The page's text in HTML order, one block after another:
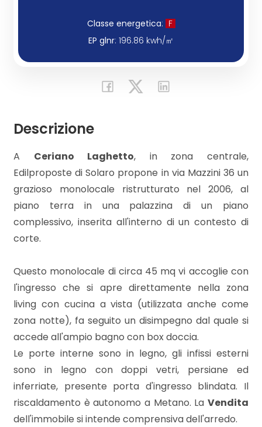
Classe energetica: F
EP glnr: 196.86 kwh/㎡
Descrizione
A Ceriano Laghetto, in zona centrale,
Edilproposte di Solaro propone in via Mazzini 36 un
grazioso monolocale ristrutturato nel 2006, al
piano terra in una palazzina di un piano
complessivo, inserita all'interno di un contesto di
corte.
Questo monolocale di circa 45 mq vi accoglie con
l'ingresso che si apre direttamente nella zona
living con cucina a vista (utilizzata anche come
zona notte), fa seguito un disimpegno dal quale si
accede all'ampio bagno con box doccia.
Le porte interne sono in legno, gli infissi esterni
sono in legno con doppi vetri, persiane ed
inferriate, presente porta d'ingresso blindata. Il
riscaldamento è autonomo a Metano. La Vendita
dell'immobile si intende comprensiva dell'arredo.
Totale
mq
Locali
minimi
Qualsiasi